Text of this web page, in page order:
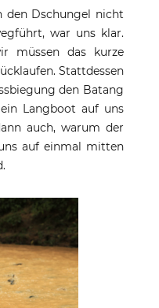
den Dschungel nicht
war uns klar.
müssen das kurze
Stattdessen
den Batang
Langboot auf uns
auch, warum der
auf einmal mitten